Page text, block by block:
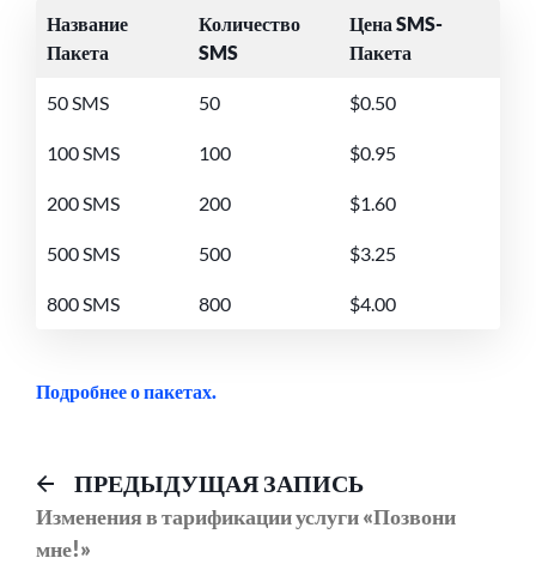
Название
Пакета
Количество
SMS
Цена SMS-
Пакета
50 SMS 50 $0.50
100 SMS 100 $0.95
200 SMS 200 $1.60
500 SMS 500 $3.25
800 SMS 800 $4.00
Подробнее о пакетах.
Навигация
по
ПРЕДЫДУЩАЯ ЗАПИСЬПредыдущий
пост:
Изменения в тарификации услуги «Позвони
мне!»